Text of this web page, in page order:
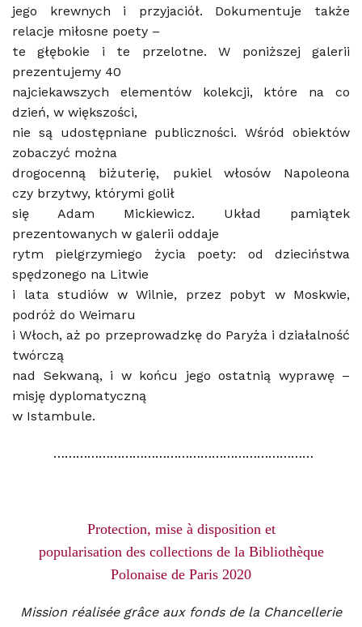
jego krewnych i przyjaciół. Dokumentuje także
relacje miłosne poety –
te głębokie i te przelotne. W poniższej galerii
prezentujemy 40
najciekawszych elementów kolekcji, które na co
dzień, w większości,
nie są udostępniane publiczności. Wśród obiektów
zobaczyć można
drogocenną biżuterię, pukiel włosów Napoleona
czy brzytwy, którymi golił
się Adam Mickiewicz. Układ pamiątek
prezentowanych w galerii oddaje
rytm pielgrzymiego życia poety: od dzieciństwa
spędzonego na Litwie
i lata studiów w Wilnie, przez pobyt w Moskwie,
podróż do Weimaru
i Włoch, aż po przeprowadzkę do Paryża i działalność
twórczą
nad Sekwaną, i w końcu jego ostatnią wyprawę –
misję dyplomatyczną
w Istambule.
……………………………………………………………
Protection, mise à disposition et
popularisation des collections de la Bibliothèque
Polonaise de Paris 2020
Mission réalisée grâce aux fonds de la Chancellerie